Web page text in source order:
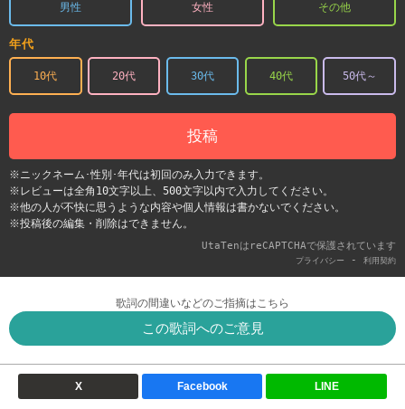
男性 女性 その他
年代
10代 20代 30代 40代 50代～
投稿
※ニックネーム･性別･年代は初回のみ入力できます。
※レビューは全角10文字以上、500文字以内で入力してください。
※他の人が不快に思うような内容や個人情報は書かないでください。
※投稿後の編集・削除はできません。
UtaTenはreCAPTCHAで保護されています
プライバシー - 利用契約
歌詞の間違いなどのご指摘はこちら
この歌詞へのご意見
X Facebook LINE